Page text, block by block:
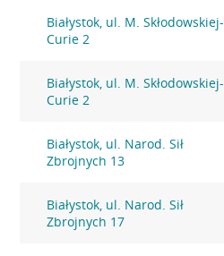
Białystok, ul. M. Skłodowskiej-
Curie 2
Białystok, ul. M. Skłodowskiej-
Curie 2
Białystok, ul. Narod. Sił
Zbrojnych 13
Białystok, ul. Narod. Sił
Zbrojnych 17